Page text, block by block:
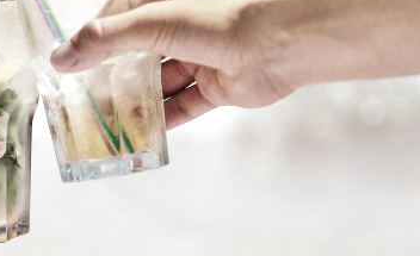
da Vuelo Pharma, explica que os
à pele vermelha e dolorida, elas podem
conta.
evitar cobrir a área afetada, não
mais sérios. "A aplicação de produtos
e, ainda, prejudicar a avaliação do